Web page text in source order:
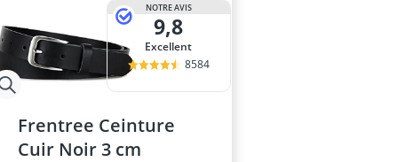
NOTRE AVIS
9,8
Excellent
8584
Frentree Ceinture
Cuir Noir 3 cm